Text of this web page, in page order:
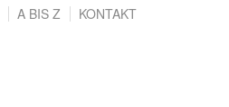
A BIS Z KONTAKT